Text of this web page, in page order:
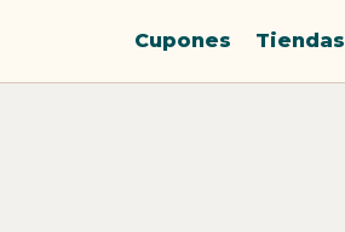
Cupones Tiendas